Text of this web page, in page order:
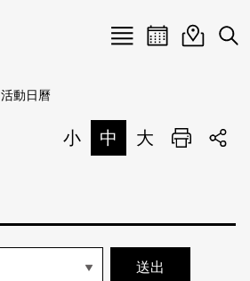
Menu
活動日曆活動地圖
展
活動日曆
小 中 大 列印